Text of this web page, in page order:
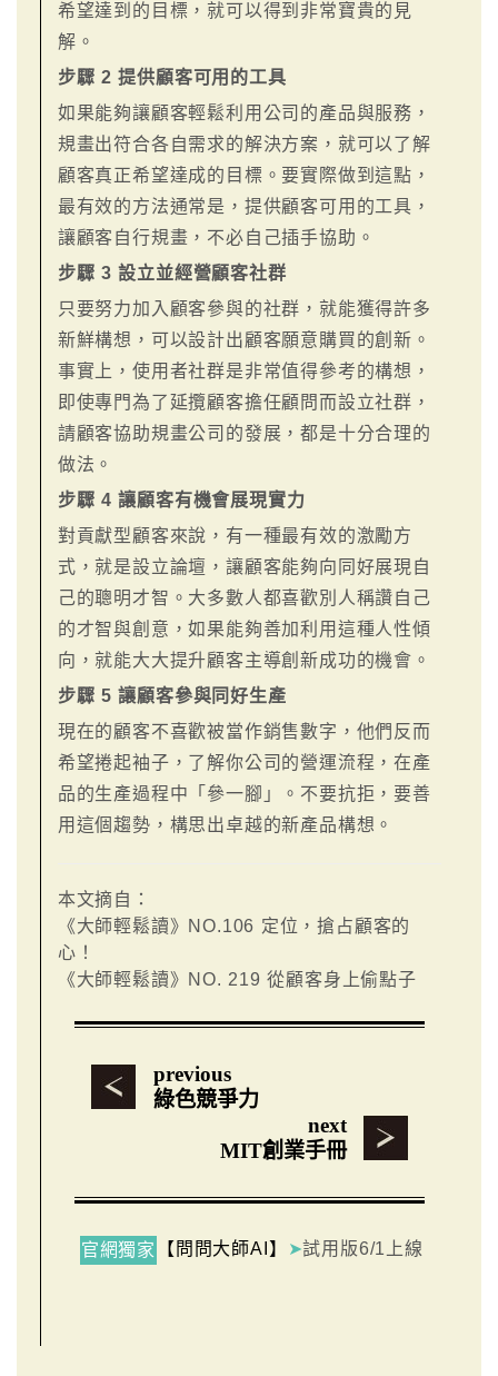
希望達到的目標，就可以得到非常寶貴的見
解。
步驟 2 提供顧客可用的工具
如果能夠讓顧客輕鬆利用公司的產品與服務，
規畫出符合各自需求的解決方案，就可以了解
顧客真正希望達成的目標。要實際做到這點，
最有效的方法通常是，提供顧客可用的工具，
讓顧客自行規畫，不必自己插手協助。
步驟 3 設立並經營顧客社群
只要努力加入顧客參與的社群，就能獲得許多
新鮮構想，可以設計出顧客願意購買的創新。
事實上，使用者社群是非常值得參考的構想，
即使專門為了延攬顧客擔任顧問而設立社群，
請顧客協助規畫公司的發展，都是十分合理的
做法。
步驟 4 讓顧客有機會展現實力
對貢獻型顧客來說，有一種最有效的激勵方
式，就是設立論壇，讓顧客能夠向同好展現自
己的聰明才智。大多數人都喜歡別人稱讚自己
的才智與創意，如果能夠善加利用這種人性傾
向，就能大大提升顧客主導創新成功的機會。
步驟 5 讓顧客參與同好生產
現在的顧客不喜歡被當作銷售數字，他們反而
希望捲起袖子，了解你公司的營運流程，在產
品的生產過程中「參一腳」。不要抗拒，要善
用這個趨勢，構思出卓越的新產品構想。
本文摘自：
《大師輕鬆讀》NO.106 定位，搶占顧客的
心！
《大師輕鬆讀》NO. 219 從顧客身上偷點子
previous
綠色競爭力
next
MIT創業手冊
官網獨家 【問問大師AI】 ➤試用版6/1上線